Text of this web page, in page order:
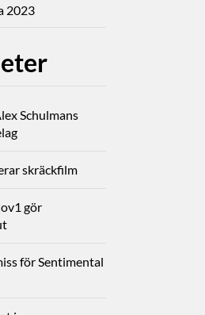
2023
Schulmans
skräckfilm
gör
för Sentimental